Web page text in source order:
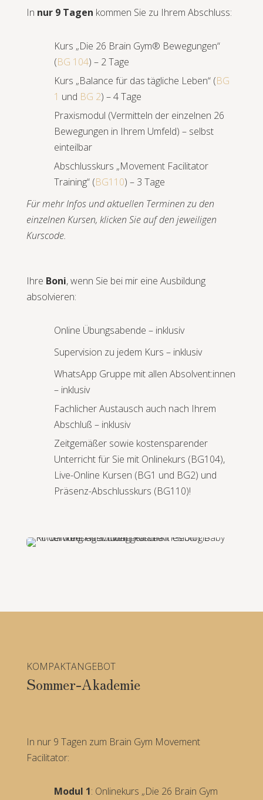
In nur 9 Tagen kommen Sie zu Ihrem Abschluss:
Kurs „Die 26 Brain Gym® Bewegungen“
(BG 104) – 2 Tage
Kurs „Balance für das tägliche Leben“ (BG
1 und BG 2) – 4 Tage
Praxismodul (Vermitteln der einzelnen 26
Bewegungen in Ihrem Umfeld) – selbst
einteilbar
Abschlusskurs „Movement Facilitator
Training“ (BG110) – 3 Tage
Für mehr Infos und aktuellen Terminen zu den
einzelnen Kursen, klicken Sie auf den jeweiligen
Kurscode.
Ihre Boni, wenn Sie bei mir eine Ausbildung
absolvieren:
Online Übungsabende – inklusiv
Supervision zu jedem Kurs – inklusiv
WhatsApp Gruppe mit allen Absolvent:innen
– inklusiv
Fachlicher Austausch auch nach Ihrem
Abschluß – inklusiv
Zeitgemäßer sowie kostensparender
Unterricht für Sie mit Onlinekurs (BG104),
Live-Online Kursen (BG1 und BG2) und
Präsenz-Abschlusskurs (BG110)!
KOMPAKTANGEBOT
Sommer-Akademie
In nur 9 Tagen zum Brain Gym Movement
Facilitator:
Modul 1: Onlinekurs „Die 26 Brain Gym